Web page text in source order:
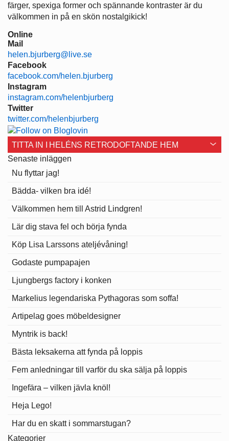
färger, spexiga former och spännande kontraster är du
välkommen in på en skön nostalgikick!
Online
Mail
helen.bjurberg@live.se
Facebook
facebook.com/helen.bjurberg
Instagram
instagram.com/helenbjurberg
Twitter
twitter.com/helenbjurberg
TITTA IN I HELÉNS RETRODOFTANDE HEM
Senaste inläggen
Nu flyttar jag!
Bädda- vilken bra idé!
Välkommen hem till Astrid Lindgren!
Lär dig stava fel och börja fynda
Köp Lisa Larssons ateljévåning!
Godaste pumpapajen
Ljungbergs factory i konken
Markelius legendariska Pythagoras som soffa!
Artipelag goes möbeldesigner
Myntrik is back!
Bästa leksakerna att fynda på loppis
Fem anledningar till varför du ska sälja på loppis
Ingefära – vilken jävla knöl!
Heja Lego!
Har du en skatt i sommarstugan?
Kategorier